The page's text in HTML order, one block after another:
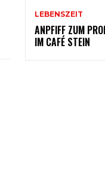
LEBENSZEIT
ANPFIFF ZUM
IM CAFÉ STEIN